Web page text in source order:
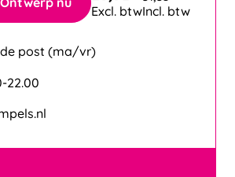
Excl. btwIncl. btw
de post (ma/vr)
22.00